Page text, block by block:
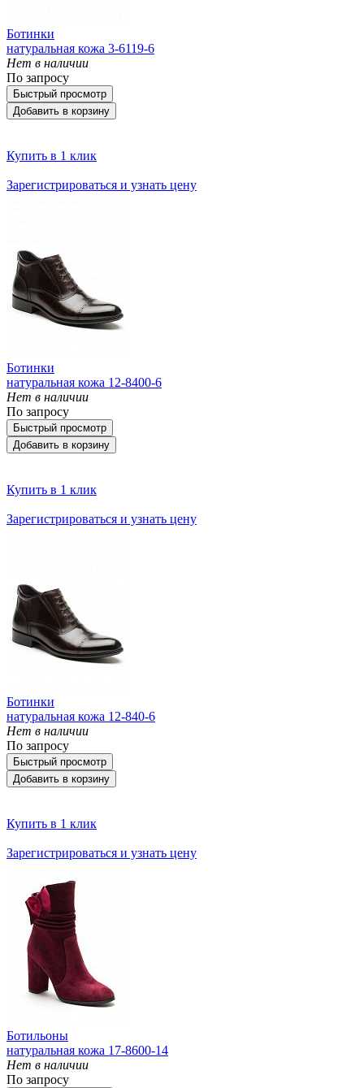
Ботинки
натуральная кожа 3-6119-6
Нет в наличии
По запросу
Быстрый просмотр
Добавить в корзину
Купить в 1 клик
Зарегистрироваться и узнать цену
Ботинки
натуральная кожа 12-8400-6
Нет в наличии
По запросу
Быстрый просмотр
Добавить в корзину
Купить в 1 клик
Зарегистрироваться и узнать цену
Ботинки
натуральная кожа 12-840-6
Нет в наличии
По запросу
Быстрый просмотр
Добавить в корзину
Купить в 1 клик
Зарегистрироваться и узнать цену
Ботильоны
натуральная кожа 17-8600-14
Нет в наличии
По запросу